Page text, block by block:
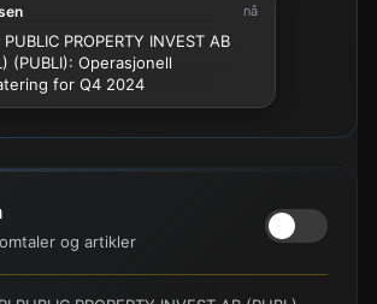
nå
PUBLIC PROPERTY INVEST AB
(PUBLI): Operasjonell
for Q4 2024
og artikler